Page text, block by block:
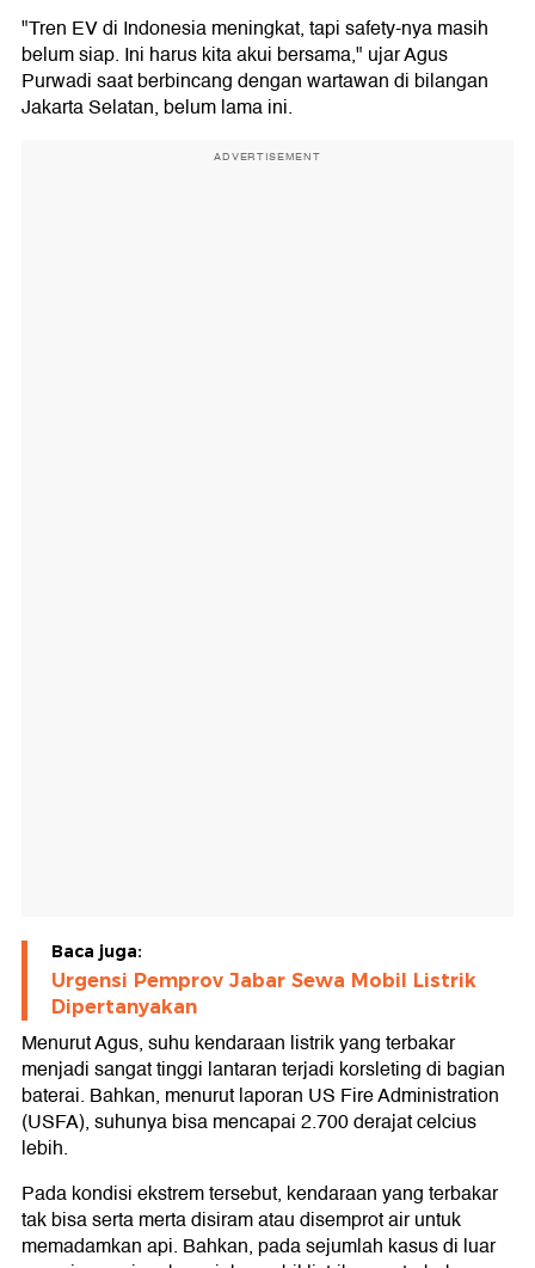
"Tren EV di Indonesia meningkat, tapi safety-nya masih
belum siap. Ini harus kita akui bersama," ujar Agus
Purwadi saat berbincang dengan wartawan di bilangan
Jakarta Selatan, belum lama ini.
ADVERTISEMENT
Baca juga:
Urgensi Pemprov Jabar Sewa Mobil Listrik
Dipertanyakan
Menurut Agus, suhu kendaraan listrik yang terbakar
menjadi sangat tinggi lantaran terjadi korsleting di bagian
baterai. Bahkan, menurut laporan US Fire Administration
(USFA), suhunya bisa mencapai 2.700 derajat celcius
lebih.
Pada kondisi ekstrem tersebut, kendaraan yang terbakar
tak bisa serta merta disiram atau disemprot air untuk
memadamkan api. Bahkan, pada sejumlah kasus di luar